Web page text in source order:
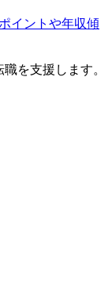
イントや年収傾
を支援します。